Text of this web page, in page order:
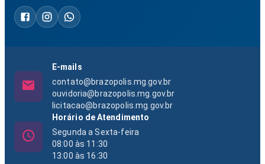
E-mails
contato@brazopolis.mg.gov.br
ouvidoria@brazopolis.mg.gov.br
licitacao@brazopolis.mg.gov.br
Horário de Atendimento
Segunda a Sexta-feira
08:00 às 11:30
13:00 às 16:30